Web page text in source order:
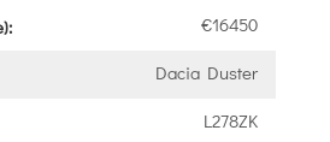
€16450
Dacia Duster
L278ZK